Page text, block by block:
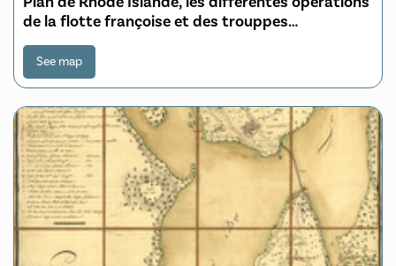
de la flotte françoise et des trouppes
Américaines commandeés par le major général
Sullivan contre les forces de terre et de mer des
Anglois depuis le 9 Aout jusqu'a la nuit du 30 au
See map